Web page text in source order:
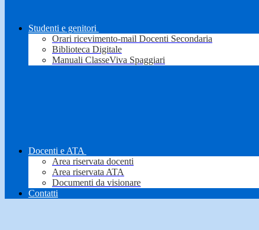
Studenti e genitori
Orari ricevimento-mail Docenti Secondaria
Biblioteca Digitale
Manuali ClasseViva Spaggiari
Docenti e ATA
Area riservata docenti
Area riservata ATA
Documenti da visionare
Contatti